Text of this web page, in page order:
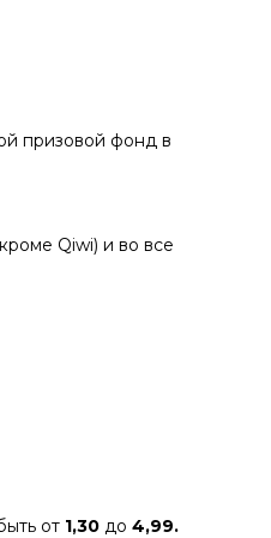
призовой фонд в
Qiwi) и во все
от 1,30 до 4,99.